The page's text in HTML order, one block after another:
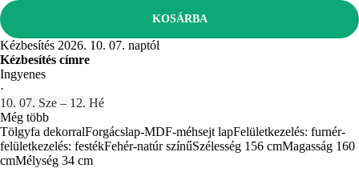
KOSÁRBA
Kézbesítés 2026. 10. 07. naptól
Kézbesítés címre
Ingyenes
·
10. 07. Sze – 12. Hé
Még több
Tölgyfa dekorralForgácslap-MDF-méhsejt lapFelületkezelés: furnér-
felületkezelés: festékFehér-natúr színűSzélesség 156 cmMagasság 160
cmMélység 34 cm